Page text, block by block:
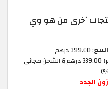
أخرى من هواوي
:399.00 درهم
339.00 درهم & الشحن مجاني